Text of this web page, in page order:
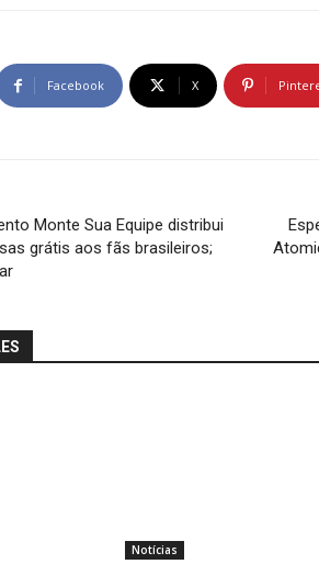
Facebook X
Monte Sua Equipe distribui
grátis aos fãs brasileiros;
Notícias